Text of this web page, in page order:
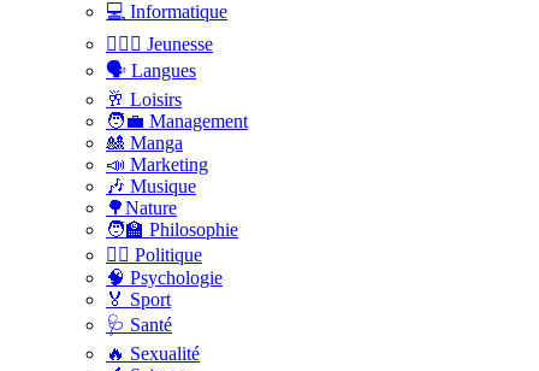
💻 Informatique
🤸🏽‍♀️ Jeunesse
🗣 Langues
🥂 Loisirs
🧑‍💼 Management
🎎 Manga
📣 Marketing
🎶 Musique
🌳Nature
🧑‍🏫 Philosophie
👨‍⚖️ Politique
🧠 Psychologie
🏅 Sport
🩺 Santé
🔥 Sexualité